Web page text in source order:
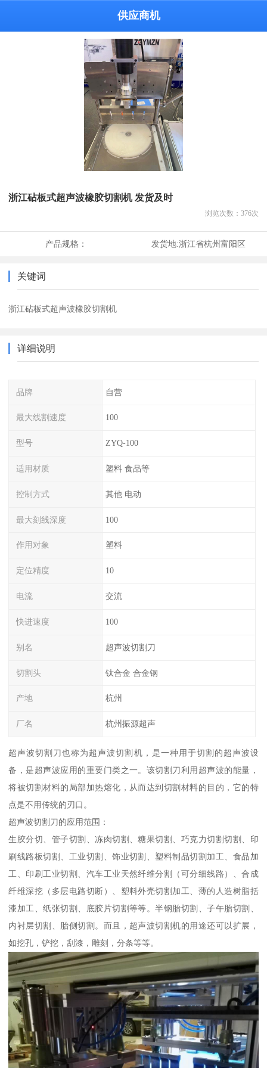
供应商机
浙江砧板式超声波橡胶切割机 发货及时
浏览次数： 376次
产品规格： 发货地:浙江省杭州富阳区
关键词
浙江砧板式超声波橡胶切割机
详细说明
品牌 自营
最大线割速度 100
型号 ZYQ-100
适用材质 塑料 食品等
控制方式 其他 电动
最大刻线深度 100
作用对象 塑料
定位精度 10
电流 交流
快进速度 100
别名 超声波切割刀
切割头 钛合金 合金钢
产地 杭州
厂名 杭州振源超声
超声波切割刀也称为超声波切割机，是一种用于切割的超声波设
备，是超声波应用的重要门类之一。该切割刀利用超声波的能量，
将被切割材料的局部加热熔化，从而达到切割材料的目的，它的特
点是不用传统的刃口。
超声波切割刀的应用范围：
生胶分切、管子切割、冻肉切割、糖果切割、巧克力切割切割、印
刷线路板切割、工业切割、饰业切割、塑料制品切割加工、食品加
工、印刷工业切割、汽车工业天然纤维分割（可分细线路）、合成
纤维深挖（多层电路切断）、塑料外壳切割加工、薄的人造树脂括
漆加工、纸张切割、底胶片切割等等。半钢胎切割、子午胎切割、
内衬层切割、胎侧切割。而且，超声波切割机的用途还可以扩展，
如挖孔，铲挖，刮漆，雕刻，分条等等。